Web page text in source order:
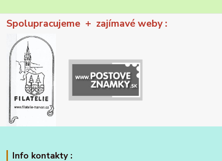
Spolupracujeme + zajímavé weby :
Info kontakty :